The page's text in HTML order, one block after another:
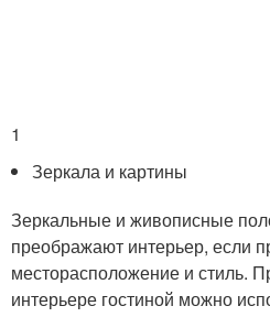
1
Зеркала и картины
Зеркальные и живописные
преображают интерьер, если
месторасположение и стиль.
интерьере гостиной можно